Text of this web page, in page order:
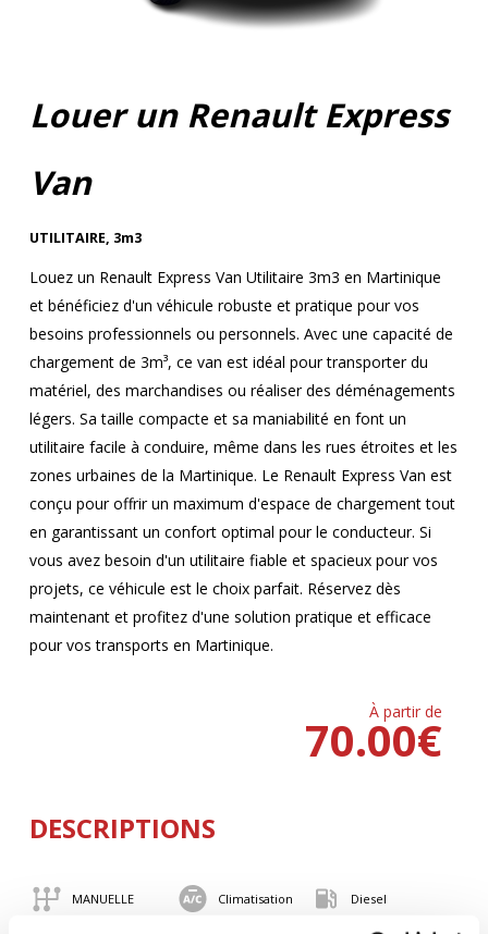
Louer un Renault Express
Van
UTILITAIRE, 3m3
Louez un Renault Express Van Utilitaire 3m3 en Martinique
et bénéficiez d'un véhicule robuste et pratique pour vos
besoins professionnels ou personnels. Avec une capacité de
chargement de 3m³, ce van est idéal pour transporter du
matériel, des marchandises ou réaliser des déménagements
légers. Sa taille compacte et sa maniabilité en font un
utilitaire facile à conduire, même dans les rues étroites et les
zones urbaines de la Martinique. Le Renault Express Van est
conçu pour offrir un maximum d'espace de chargement tout
en garantissant un confort optimal pour le conducteur. Si
vous avez besoin d'un utilitaire fiable et spacieux pour vos
projets, ce véhicule est le choix parfait. Réservez dès
maintenant et profitez d'une solution pratique et efficace
pour vos transports en Martinique.
À partir de
€
70.00
DESCRIPTIONS
MANUELLE Climatisation Diesel